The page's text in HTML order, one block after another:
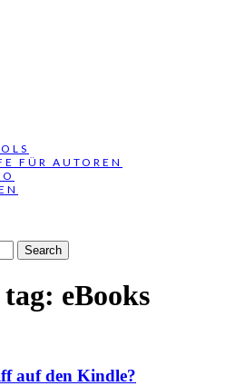
FÜR AUTOREN
eBooks
auf den Kindle?